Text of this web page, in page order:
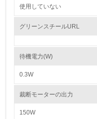
かしている
使用していない
グリーンスチールURL
待機電力(W)
0.3W
裁断モーターの出力
150W